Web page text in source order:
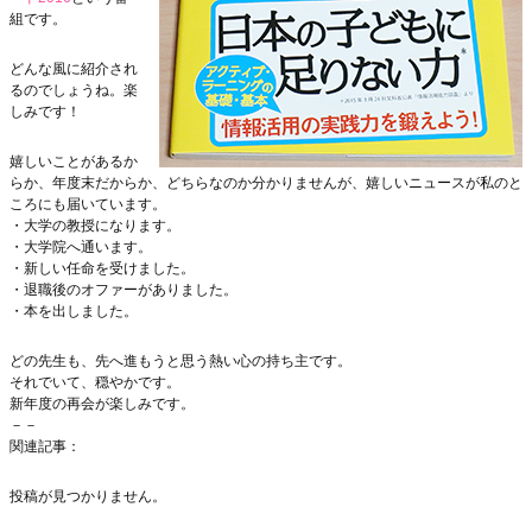
組です。
どんな風に紹介され
るのでしょうね。楽
しみです！
嬉しいことがあるか
らか、年度末だからか、どちらなのか分かりませんが、嬉しいニュースが私のと
ころにも届いています。
・大学の教授になります。
・大学院へ通います。
・新しい任命を受けました。
・退職後のオファーがありました。
・本を出しました。
どの先生も、先へ進もうと思う熱い心の持ち主です。
それでいて、穏やかです。
新年度の再会が楽しみです。
－－
関連記事：
投稿が見つかりません。